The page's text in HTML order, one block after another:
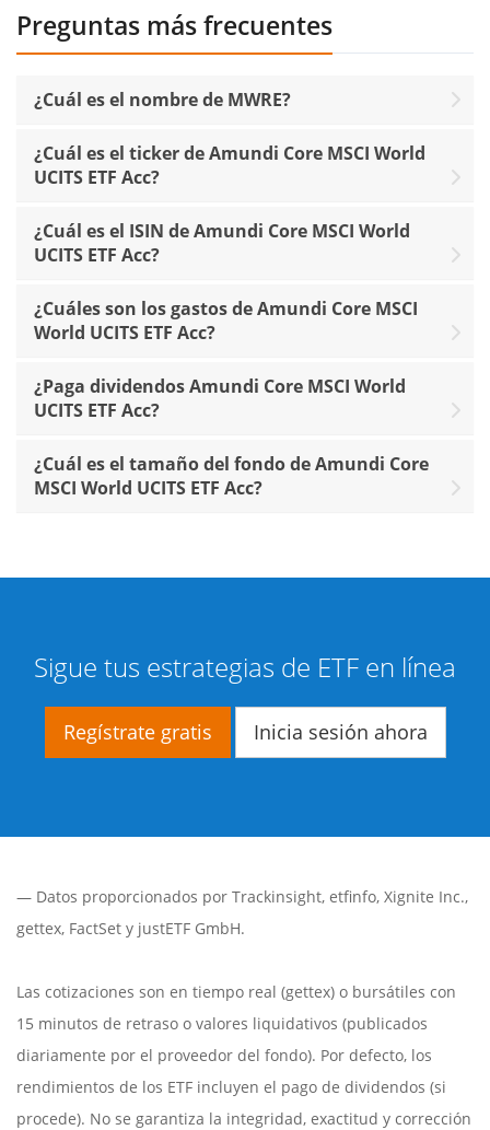
Preguntas más frecuentes
¿Cuál es el nombre de MWRE?
¿Cuál es el ticker de Amundi Core MSCI World
UCITS ETF Acc?
¿Cuál es el ISIN de Amundi Core MSCI World
UCITS ETF Acc?
¿Cuáles son los gastos de Amundi Core MSCI
World UCITS ETF Acc?
¿Paga dividendos Amundi Core MSCI World
UCITS ETF Acc?
¿Cuál es el tamaño del fondo de Amundi Core
MSCI World UCITS ETF Acc?
Sigue tus estrategias de ETF en línea
Regístrate gratis Inicia sesión ahora
— Datos proporcionados por Trackinsight, etfinfo, Xignite Inc.,
gettex, FactSet y justETF GmbH.
Las cotizaciones son en tiempo real (gettex) o bursátiles con
15 minutos de retraso o valores liquidativos (publicados
diariamente por el proveedor del fondo). Por defecto, los
rendimientos de los ETF incluyen el pago de dividendos (si
procede). No se garantiza la integridad, exactitud y corrección